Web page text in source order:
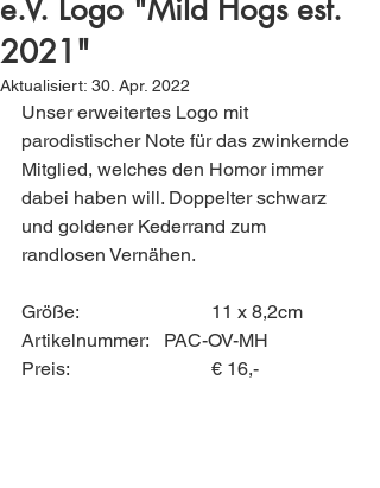
e.V. Logo "Mild Hogs est.
2021"
Aktualisiert: 30. Apr. 2022
Unser erweitertes Logo mit
parodistischer Note für das zwinkernde
Mitglied, welches den Homor immer
dabei haben will. Doppelter schwarz
und goldener Kederrand zum
randlosen Vernähen.
Größe:			11 x 8,2cm
Artikelnummer: 	PAC-OV-MH
Preis: 			€ 16,-